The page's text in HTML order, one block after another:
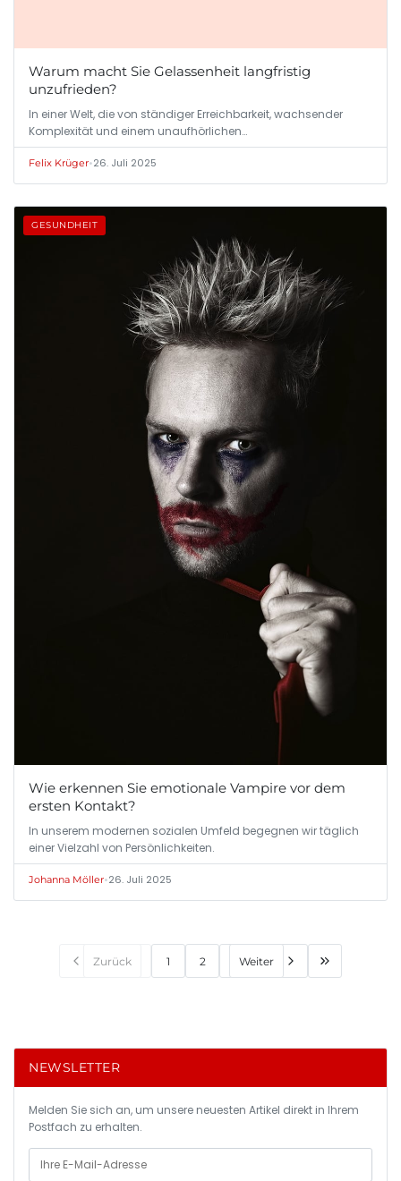
Warum macht Sie Gelassenheit langfristig
unzufrieden?
In einer Welt, die von ständiger Erreichbarkeit, wachsender
Komplexität und einem unaufhörlichen…
Felix Krüger•26. Juli 2025
GESUNDHEIT
Wie erkennen Sie emotionale Vampire vor dem
ersten Kontakt?
In unserem modernen sozialen Umfeld begegnen wir täglich
einer Vielzahl von Persönlichkeiten.
Johanna Möller•26. Juli 2025
Zurück 1 2 Weiter
NEWSLETTER
Melden Sie sich an, um unsere neuesten Artikel direkt in Ihrem
Postfach zu erhalten.